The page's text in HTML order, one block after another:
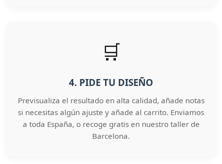
🛒
4. PIDE TU DISEÑO
Previsualiza el resultado en alta calidad, añade notas
si necesitas algún ajuste y añade al carrito. Enviamos
a toda España, o recoge gratis en nuestro taller de
Barcelona.